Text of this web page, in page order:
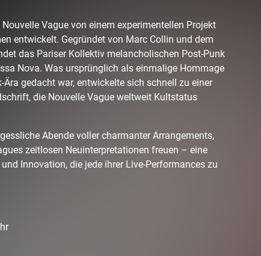
Vague von einem experimentellen Projekt
entwickelt. Gegründet von Marc Collin und dem
das Pariser Kollektiv melancholischen Post-Punk
Nova. Was ursprünglich als einmalige Hommage
gedacht war, entwickelte sich schnell zu einer
die Nouvelle Vague weltweit Kultstatus
Abende voller charmanter Arrangements,
zeitlosen Neuinterpretationen freuen – eine
Innovation, die jede ihrer Live-Performances zu